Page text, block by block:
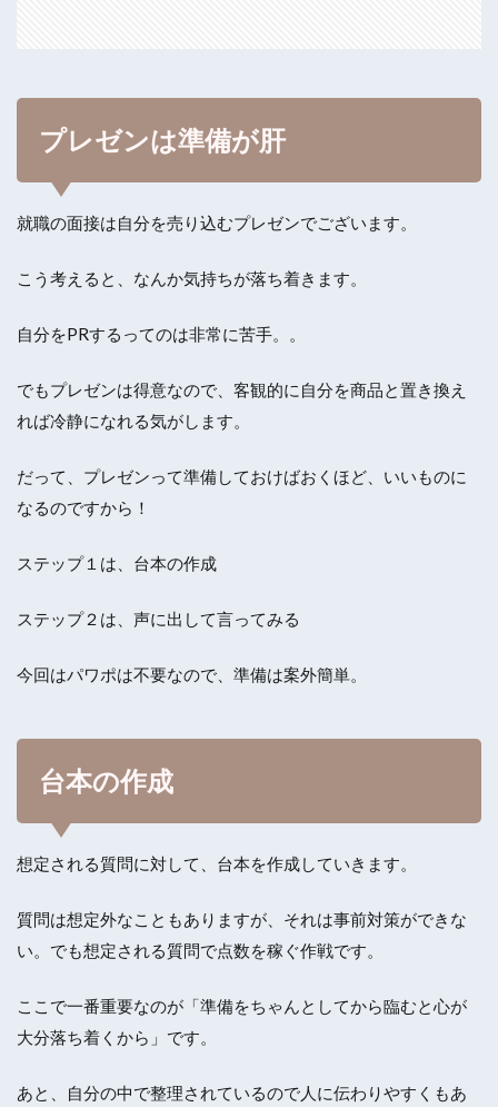
プレゼンは準備が肝
就職の面接は自分を売り込むプレゼンでございます。
こう考えると、なんか気持ちが落ち着きます。
自分をPRするってのは非常に苦手。。
でもプレゼンは得意なので、客観的に自分を商品と置き換え
れば冷静になれる気がします。
だって、プレゼンって準備しておけばおくほど、いいものに
なるのですから！
ステップ１は、台本の作成
ステップ２は、声に出して言ってみる
今回はパワポは不要なので、準備は案外簡単。
台本の作成
想定される質問に対して、台本を作成していきます。
質問は想定外なこともありますが、それは事前対策ができな
い。でも想定される質問で点数を稼ぐ作戦です。
ここで一番重要なのが「準備をちゃんとしてから臨むと心が
大分落ち着くから」です。
あと、自分の中で整理されているので人に伝わりやすくもあ